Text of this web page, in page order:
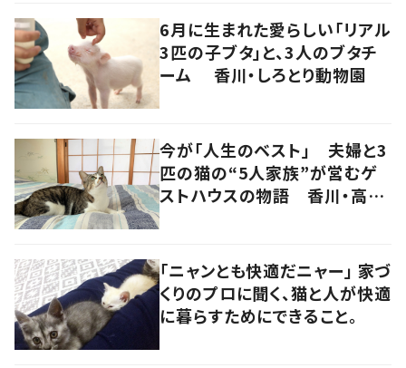
6月に生まれた愛らしい「リアル
3匹の子ブタ」と、3人のブタチ
ーム 香川・しろとり動物園
今が「人生のベスト」 夫婦と3
匹の猫の“5人家族”が営むゲ
ストハウスの物語 香川・高松
「ニャンとも快適だニャー」 家づ
くりのプロに聞く、猫と人が快適
に暮らすためにできること。